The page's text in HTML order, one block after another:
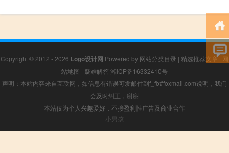
Copyright © 2012 - 2026 Logo设计网 Powered by 网站分类目录 | 精选推荐文章| 网
站地图 | 疑难解答 湘ICP备16332410号
声明：本站内容来自互联网，如信息有错误可发邮件到f_fb#foxmail.com说明，我们
会及时纠正，谢谢
本站仅为个人兴趣爱好，不接盈利性广告及商业合作
小男孩